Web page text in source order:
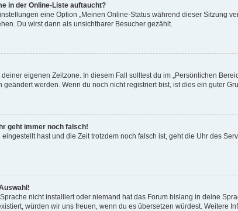
in der Online-Liste auftaucht?
eine Option „Meinen Online-Status während dieser Sitzung
Du wirst dann als unsichtbarer Besucher gezählt.
eigenen Zeitzone. In diesem Fall solltest du im „Persönlichen
werden. Wenn du noch nicht registriert bist, ist dies ein guter
geht immer noch falsch!
hast und die Zeit trotzdem noch falsch ist, geht die Uhr des
nicht installiert oder niemand hat das Forum bislang in deine
würden wir uns freuen, wenn du es übersetzen würdest. Weitere